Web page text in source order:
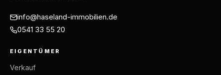
info@haseland-immobilien.de
0541 33 55 20
EIGENTÜMER
Verkauf